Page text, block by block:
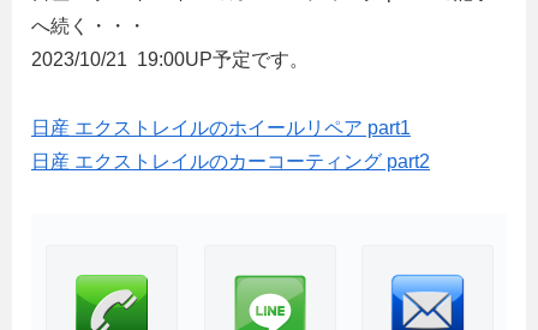
へ続く・・・
2023/10/21 19:00UP予定です。
日産 エクストレイルのホイールリペア part1
日産 エクストレイルのカーコーティング part2